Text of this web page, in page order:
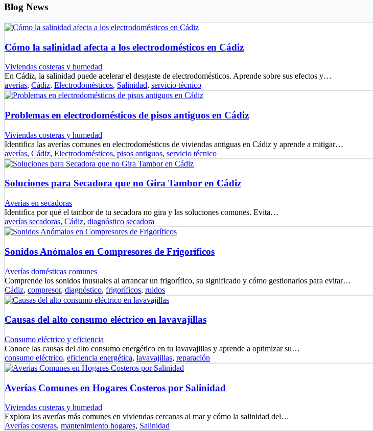
resultados
Blog News
Cómo la salinidad afecta a los electrodomésticos en Cádiz
Viviendas costeras y humedad
En Cádiz, la salinidad puede acelerar el desgaste de electrodomésticos. Aprende sobre sus efectos y…
averías, Cádiz, Electrodomésticos, Salinidad, servicio técnico
Problemas en electrodomésticos de pisos antiguos en Cádiz
Viviendas costeras y humedad
Identifica las averías comunes en electrodomésticos de viviendas antiguas en Cádiz y aprende a mitigar…
averías, Cádiz, Electrodomésticos, pisos antiguos, servicio técnico
Soluciones para Secadora que no Gira Tambor en Cádiz
Averías en secadoras
Identifica por qué el tambor de tu secadora no gira y las soluciones comunes. Evita…
averías secadoras, Cádiz, diagnóstico secadora
Sonidos Anómalos en Compresores de Frigoríficos
Averías domésticas comunes
Comprende los sonidos inusuales al arrancar un frigorífico, su significado y cómo gestionarlos para evitar…
Cádiz, compresor, diagnóstico, frigoríficos, ruidos
Causas del alto consumo eléctrico en lavavajillas
Consumo eléctrico y eficiencia
Conoce las causas del alto consumo energético en tu lavavajillas y aprende a optimizar su…
consumo eléctrico, eficiencia energética, lavavajillas, reparación
Averías Comunes en Hogares Costeros por Salinidad
Viviendas costeras y humedad
Explora las averías más comunes en viviendas cercanas al mar y cómo la salinidad del…
Averías costeras, mantenimiento hogares, Salinidad